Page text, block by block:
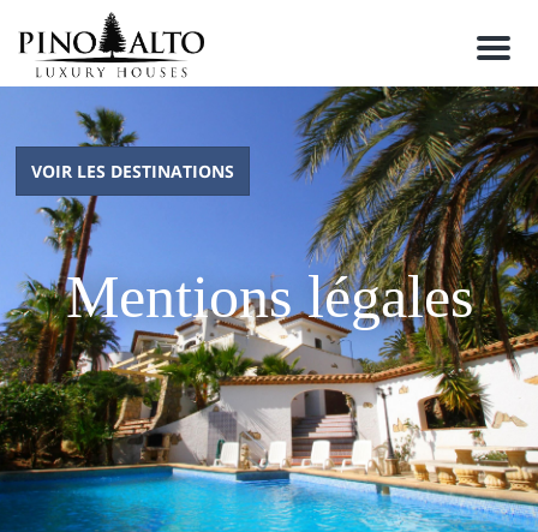
M
n
u
VOIR LES DESTINATIONS
Mentions légales